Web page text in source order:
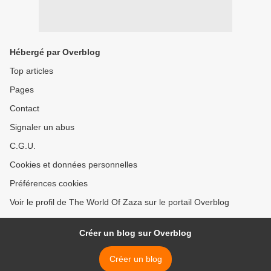
Hébergé par Overblog
Top articles
Pages
Contact
Signaler un abus
C.G.U.
Cookies et données personnelles
Préférences cookies
Voir le profil de The World Of Zaza sur le portail Overblog
Créer un blog sur Overblog
Créer un blog